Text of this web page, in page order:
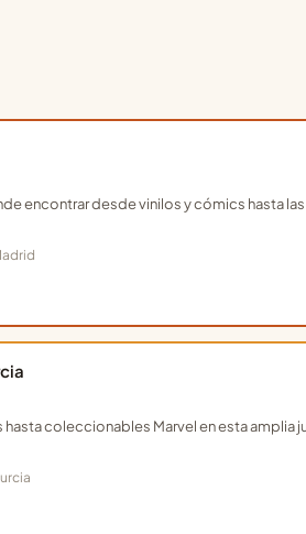
encontrar desde vinilos y cómics hasta
hasta coleccionables Marvel en esta amplia